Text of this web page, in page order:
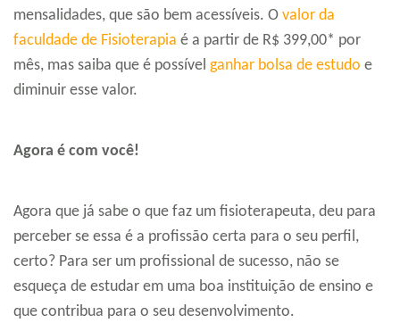
mensalidades, que são bem acessíveis. O valor da
faculdade de Fisioterapia é a partir de R$ 399,00* por
mês, mas saiba que é possível ganhar bolsa de estudo e
diminuir esse valor.
Agora é com você!
Agora que já sabe o que faz um fisioterapeuta, deu para
perceber se essa é a profissão certa para o seu perfil,
certo? Para ser um profissional de sucesso, não se
esqueça de estudar em uma boa instituição de ensino e
que contribua para o seu desenvolvimento.